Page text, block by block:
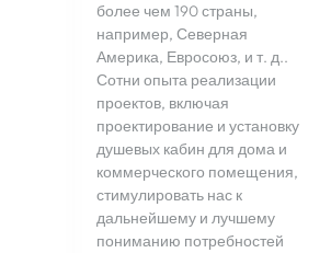
более чем 190 страны,
например, Северная
Америка, Евросоюз, и т. д..
Сотни опыта реализации
проектов, включая
проектирование и установку
душевых кабин для дома и
коммерческого помещения,
стимулировать нас к
дальнейшему и лучшему
пониманию потребностей